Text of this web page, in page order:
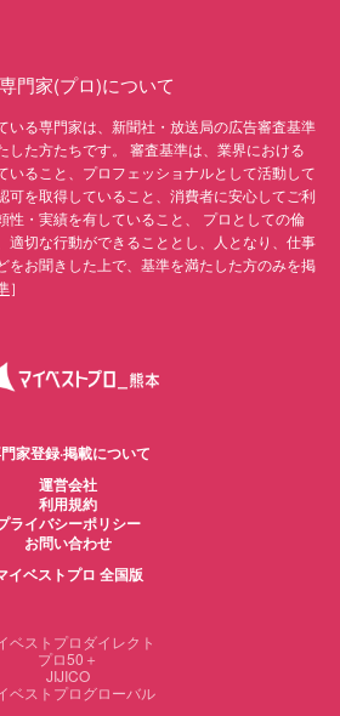
門家(プロ)について
いる専門家は、新聞社・放送局の広告審査基準
した方たちです。 審査基準は、業界における
いること、プロフェッショナルとして活動して
可を取得していること、消費者に安心してご利
性・実績を有していること、 プロとしての倫
適切な行動ができることとし、人となり、仕事
をお聞きした上で、基準を満たした方のみを掲
］
家登録·掲載について
運営会社
利用規約
ライバシーポリシー
お問い合わせ
イベストプロ 全国版
ベストプロダイレクト
プロ50＋
JIJICO
ベストプログローバル